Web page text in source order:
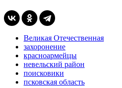
Великая Отечественная
захоронение
красноармейцы
невельский район
поисковики
псковская область